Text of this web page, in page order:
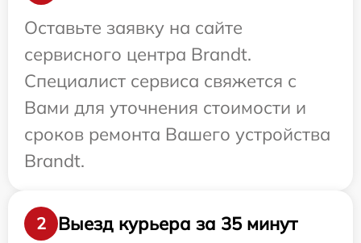
Оставьте заявку на сайте
сервисного центра Brandt.
Специалист сервиса свяжется с
Вами для уточнения стоимости и
сроков ремонта Вашего устройства
Brandt.
2
Выезд курьера за 35 минут